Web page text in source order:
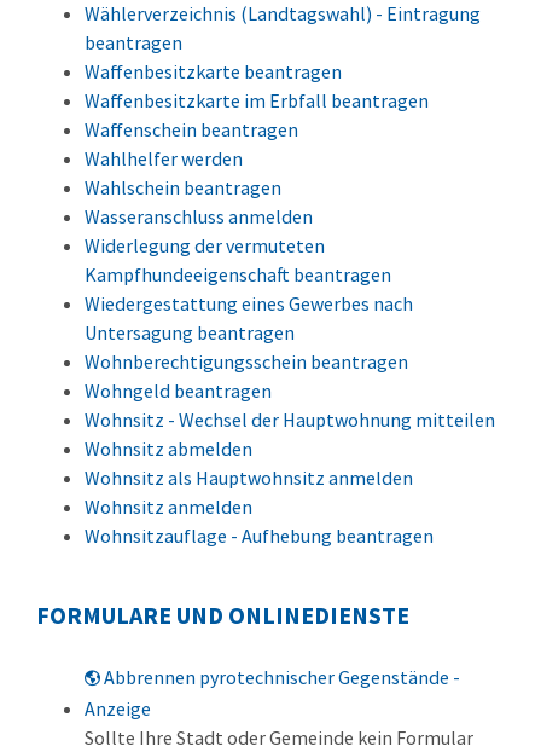
Wählerverzeichnis (Landtagswahl) - Eintragung
beantragen
Waffenbesitzkarte beantragen
Waffenbesitzkarte im Erbfall beantragen
Waffenschein beantragen
Wahlhelfer werden
Wahlschein beantragen
Wasseranschluss anmelden
Widerlegung der vermuteten
Kampfhundeeigenschaft beantragen
Wiedergestattung eines Gewerbes nach
Untersagung beantragen
Wohnberechtigungsschein beantragen
Wohngeld beantragen
Wohnsitz - Wechsel der Hauptwohnung mitteilen
Wohnsitz abmelden
Wohnsitz als Hauptwohnsitz anmelden
Wohnsitz anmelden
Wohnsitzauflage - Aufhebung beantragen
FORMULARE UND ONLINEDIENSTE
Abbrennen pyrotechnischer Gegenstände -
Anzeige
Sollte Ihre Stadt oder Gemeinde kein Formular